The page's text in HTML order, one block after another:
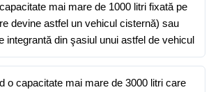
mai mare de 1000 litri fixată pe
devine astfel un vehicul cisternă) sau
integrantă din şasiul unui astfel de vehicul
o capacitate mai mare de 3000 litri care